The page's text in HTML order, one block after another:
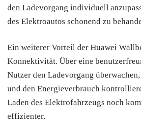
den Ladevorgang individuell
des Elektroautos schonend zu
Ein weiterer Vorteil der Huawei
Konnektivität. Über eine
Nutzer den Ladevorgang
und den Energieverbrauch
Laden des Elektrofahrzeugs noch
effizienter.